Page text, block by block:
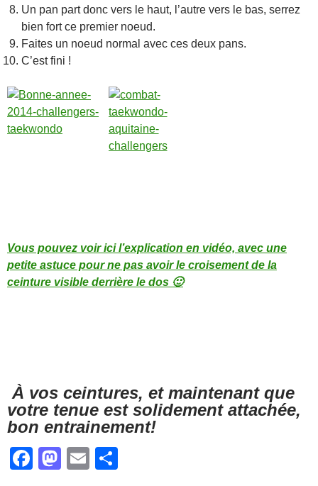
Un pan part donc vers le haut, l’autre vers le bas, serrez
bien fort ce premier noeud.
Faites un noeud normal avec ces deux pans.
C’est fini !
Vous pouvez voir ici l’explication en vidéo, avec une
petite astuce pour ne pas avoir le croisement de la
ceinture visible derrière le dos 🙂
À vos ceintures, et maintenant que
votre tenue est solidement attachée,
bon entrainement!
F
M E